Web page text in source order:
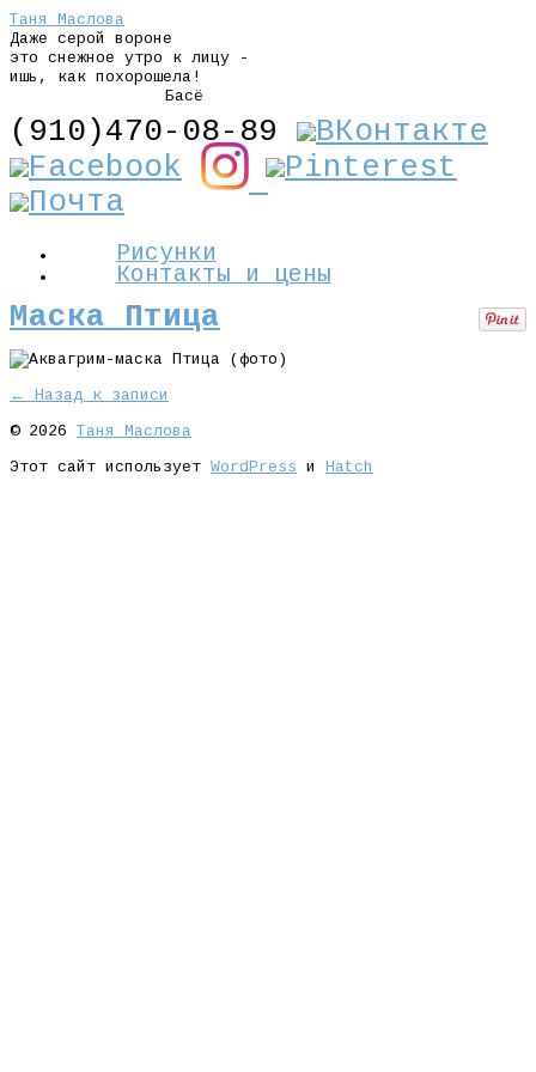
Таня Маслова
Даже серой вороне
это снежное утро к лицу -
ишь, как похорошела!
Басё
(910)470-08-89
Рисунки
Контакты и цены
Маска Птица
← Назад к записи
© 2026 Таня Маслова
Этот сайт использует WordPress и Hatch